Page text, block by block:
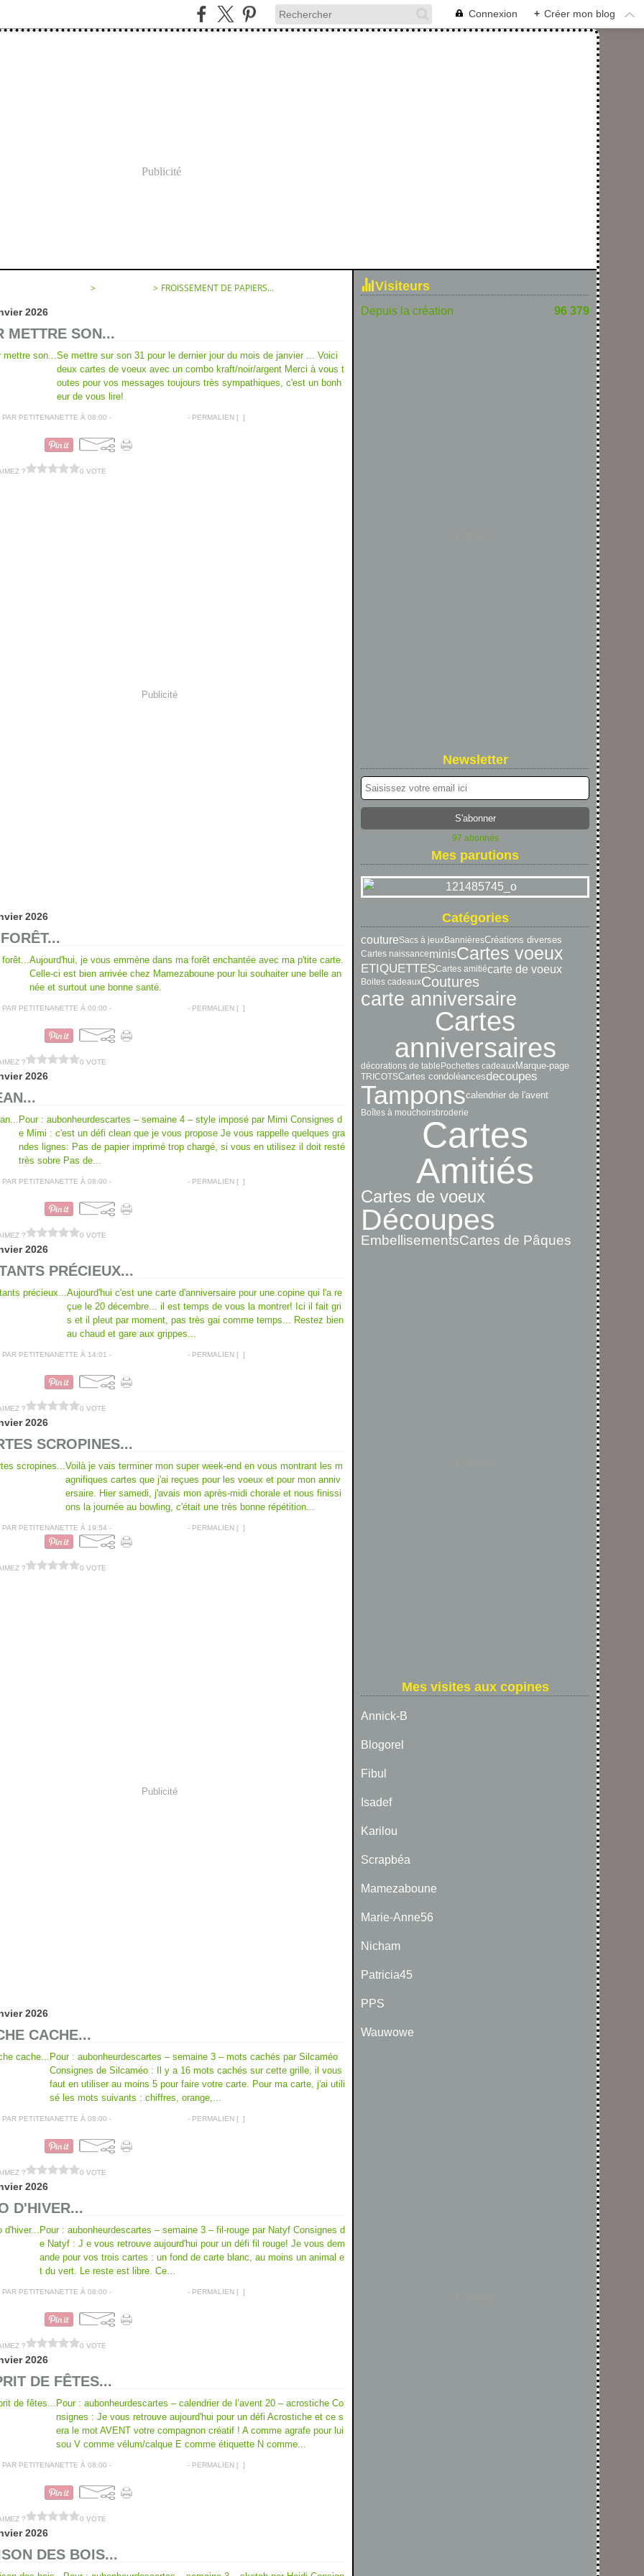
Connexion + Créer mon blog
Publicité
> > FROISSEMENT DE PAPIERS...
2026
METTRE SON...
Se mettre sur son 31 pour le dernier jour du mois de janvier ... Voici
deux cartes de voeux avec un combo kraft/noir/argent Merci à vous t
outes pour vos messages toujours très sympathiques, c'est un bonh
eur de vous lire!
PAR PETITENANETTE À 08:00 - - PERMALIEN [# ]
? 0 VOTE
Publicité
2026
Aujourd'hui, je vous emmène dans ma forêt enchantée avec ma p'tite carte.
Celle-ci est bien arrivée chez Mamezaboune pour lui souhaiter une belle an
née et surtout une bonne santé.
PAR PETITENANETTE À 00:00 - - PERMALIEN [# ]
? 0 VOTE
2026
Pour : aubonheurdescartes – semaine 4 – style imposé par Mimi Consignes d
e Mimi : c'est un défi clean que je vous propose Je vous rappelle quelques gra
ndes lignes: Pas de papier imprimé trop chargé, si vous en utilisez il doit resté
très sobre Pas de...
PAR PETITENANETTE À 08:00 - - PERMALIEN [# ]
? 0 VOTE
2026
PRÉCIEUX...
Aujourd'hui c'est une carte d'anniversaire pour une copine qui l'a re
çue le 20 décembre... il est temps de vous la montrer! Ici il fait gri
s et il pleut par moment, pas très gai comme temps... Restez bien
au chaud et gare aux grippes...
PAR PETITENANETTE À 14:01 - - PERMALIEN [# ]
? 0 VOTE
2026
SCROPINES...
Voilà je vais terminer mon super week-end en vous montrant les m
agnifiques cartes que j'ai reçues pour les voeux et pour mon anniv
ersaire. Hier samedi, j'avais mon après-midi chorale et nous finissi
ons la journée au bowling, c'était une très bonne répétition...
PAR PETITENANETTE À 19:54 - - PERMALIEN [# ]
? 0 VOTE
Publicité
2026
CACHE...
Pour : aubonheurdescartes – semaine 3 – mots cachés par Silcaméo
Consignes de Silcaméo : Il y a 16 mots cachés sur cette grille, il vous
faut en utiliser au moins 5 pour faire votre carte. Pour ma carte, j'ai utili
sé les mots suivants : chiffres, orange,...
PAR PETITENANETTE À 08:00 - - PERMALIEN [# ]
? 0 VOTE
2026
D'HIVER...
Pour : aubonheurdescartes – semaine 3 – fil-rouge par Natyf Consignes d
e Natyf : J e vous retrouve aujourd'hui pour un défi fil rouge! Je vous dem
ande pour vos trois cartes : un fond de carte blanc, au moins un animal e
t du vert. Le reste est libre. Ce...
PAR PETITENANETTE À 08:00 - - PERMALIEN [# ]
? 0 VOTE
2026
DE FÊTES...
Pour : aubonheurdescartes – calendrier de l’avent 20 – acrostiche Co
nsignes : Je vous retrouve aujourd'hui pour un défi Acrostiche et ce s
era le mot AVENT votre compagnon créatif ! A comme agrafe pour lui
sou V comme vélum/calque E comme étiquette N comme...
PAR PETITENANETTE À 08:00 - - PERMALIEN [# ]
? 0 VOTE
2026
DES BOIS...
Visiteurs
Depuis la création 96 379
Newsletter
97 abonnés
Mes parutions
Catégories
coutureSacs à jeuxBannièresCréations diverses
Cartes naissanceminisCartes voeux
ETIQUETTESCartes amitiécarte de voeux
Boites cadeauxCoutures
carte anniversaire
Cartes
anniversaires
décorations de table Pochettes cadeauxMarque-page
TRICOTSCartes condoléancesdecoupes
Tamponscalendrier de l'avent
Boîtes à mouchoirsbroderie
Cartes
Amitiés
Cartes de voeux
Découpes
EmbellisementsCartes de Pâques
Mes visites aux copines
Annick-B
Blogorel
Fibul
Isadef
Karilou
Scrapbéa
Mamezaboune
Marie-Anne56
Nicham
Patricia45
PPS
Wauwowe